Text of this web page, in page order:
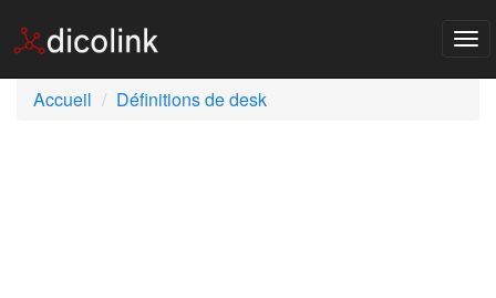
Accueil
Définitions de desk